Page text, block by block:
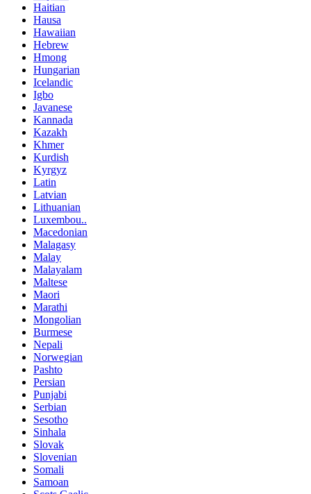
Haitian
Hausa
Hawaiian
Hebrew
Hmong
Hungarian
Icelandic
Igbo
Javanese
Kannada
Kazakh
Khmer
Kurdish
Kyrgyz
Latin
Latvian
Lithuanian
Luxembou..
Macedonian
Malagasy
Malay
Malayalam
Maltese
Maori
Marathi
Mongolian
Burmese
Nepali
Norwegian
Pashto
Persian
Punjabi
Serbian
Sesotho
Sinhala
Slovak
Slovenian
Somali
Samoan